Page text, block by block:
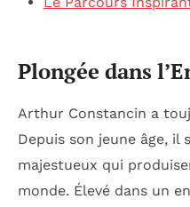
Plongée dans
Arthur Constancin a
Depuis son jeune âge, il
majestueux qui
monde. Élevé dans un